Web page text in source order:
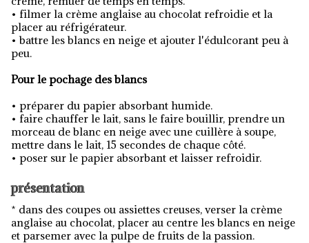
• filmer la crème anglaise au chocolat refroidie et la
placer au réfrigérateur.
• battre les blancs en neige et ajouter l'édulcorant peu à
peu.
Pour le pochage des blancs
• préparer du papier absorbant humide.
• faire chauffer le lait, sans le faire bouillir, prendre un
morceau de blanc en neige avec une cuillère à soupe,
mettre dans le lait, 15 secondes de chaque côté.
• poser sur le papier absorbant et laisser refroidir.
présentation
* dans des coupes ou assiettes creuses, verser la crème
anglaise au chocolat, placer au centre les blancs en neige
et parsemer avec la pulpe de fruits de la passion.